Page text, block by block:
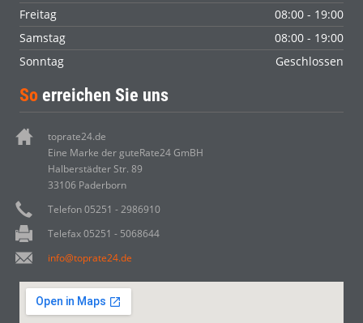
Freitag
08:00 - 19:00
Samstag
08:00 - 19:00
Sonntag
Geschlossen
So erreichen Sie uns
toprate24.de
Eine Marke der guteRate24 GmBH
Halberstädter Str. 89
33106 Paderborn
Telefon 05251 - 2986910
Telefax 05251 - 5068644
info@toprate24.de